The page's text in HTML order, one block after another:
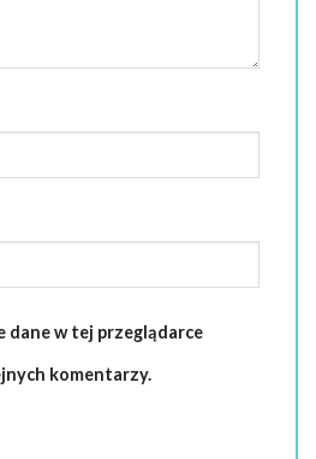
dane w tej przeglądarce
komentarzy.